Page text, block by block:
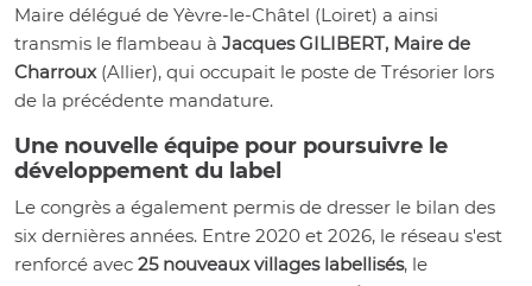
Maire délégué de Yèvre-le-Châtel (Loiret) a ainsi
transmis le flambeau à Jacques GILIBERT, Maire de
Charroux(Allier), qui occupait le poste de Trésorier lors
de la précédente mandature.
Une nouvelle équipe pour poursuivre le
développement du label
Le congrès a également permis de dresser le bilan des
six dernières années. Entre 2020 et 2026, le réseau s'est
renforcé avec 25 nouveaux villages labellisés, le